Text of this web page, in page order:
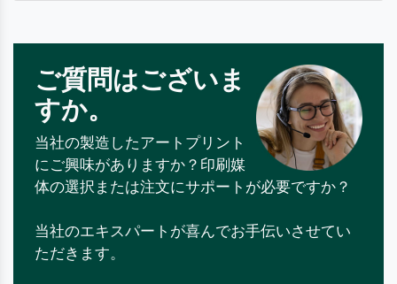
ご質問はございま
すか。
当社の製造したアートプリント
にご興味がありますか？印刷媒
体の選択または注文にサポートが必要ですか？
当社のエキスパートが喜んでお手伝いさせてい
ただきます。